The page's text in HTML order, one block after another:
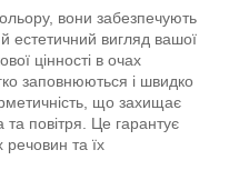
вони забезпечують
естетичний вигляд вашої
цінності в очах
заповнюються і швидко
що захищає
та повітря. Це гарантує
та їх